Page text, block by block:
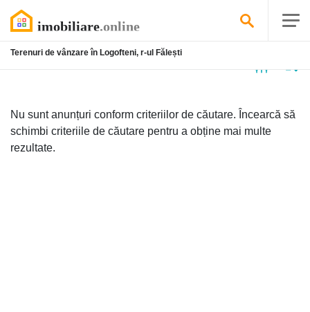
Terenuri de vânzare în Logofteni, r-ul Fălești
Nu sunt anunțuri conform criteriilor de căutare. Încearcă să
schimbi criteriile de căutare pentru a obține mai multe
rezultate.